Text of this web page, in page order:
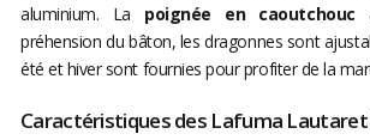
aluminium. La poignée en caoutchouc
préhension du bâton, les dragonnes sont
été et hiver sont fournies pour profiter de la
Caractéristiques des Lafuma Lautaret